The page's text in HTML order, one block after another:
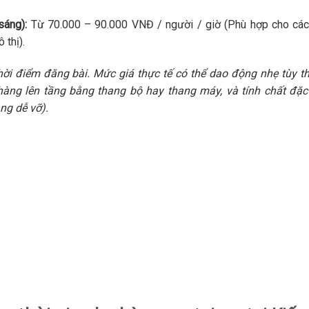
Từ 70.000 – 90.000 VNĐ / người / giờ (Phù hợp cho
thị).
điểm đăng bài. Mức giá thực tế có thể dao động nhẹ tùy
lên tầng bằng thang bộ hay thang máy, và tính chất
dễ vỡ).